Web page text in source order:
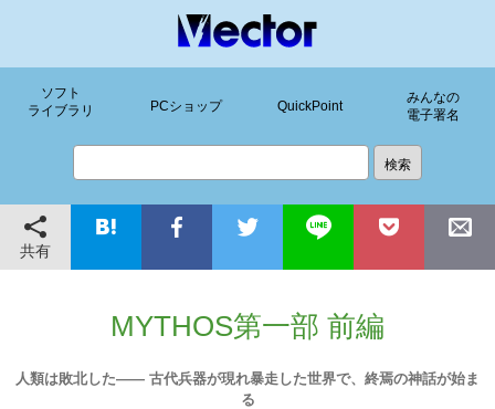
ソフト
ライブラリ
PCショップ QuickPoint
みんなの
電子署名
共有
MYTHOS第一部 前編
人類は敗北した―― 古代兵器が現れ暴走した世界で、終焉の神話が始ま
る